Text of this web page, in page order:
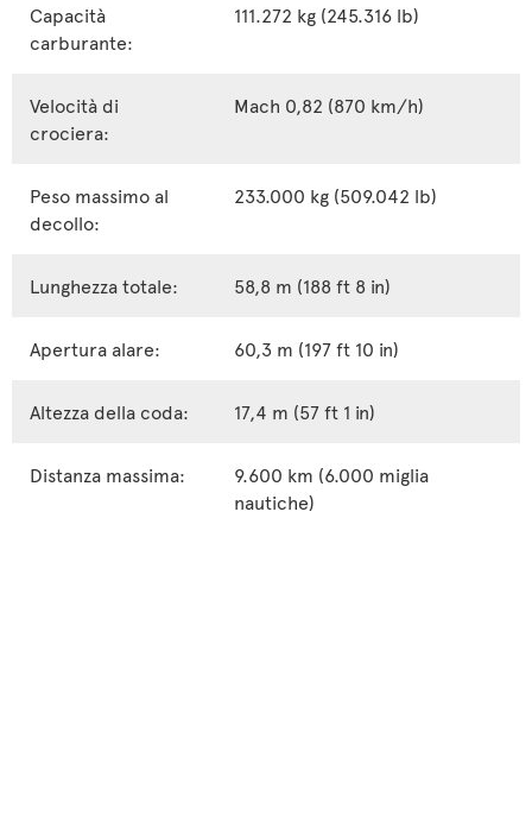
Capacità
carburante:
111.272 kg (245.316 lb)
Velocità di
crociera:
Mach 0,82 (870 km/h)
Peso massimo al
decollo:
233.000 kg (509.042 lb)
Lunghezza totale: 58,8 m (188 ft 8 in)
Apertura alare: 60,3 m (197 ft 10 in)
Altezza della coda: 17,4 m (57 ft 1 in)
Distanza massima:
9.600 km (6.000 miglia
nautiche)